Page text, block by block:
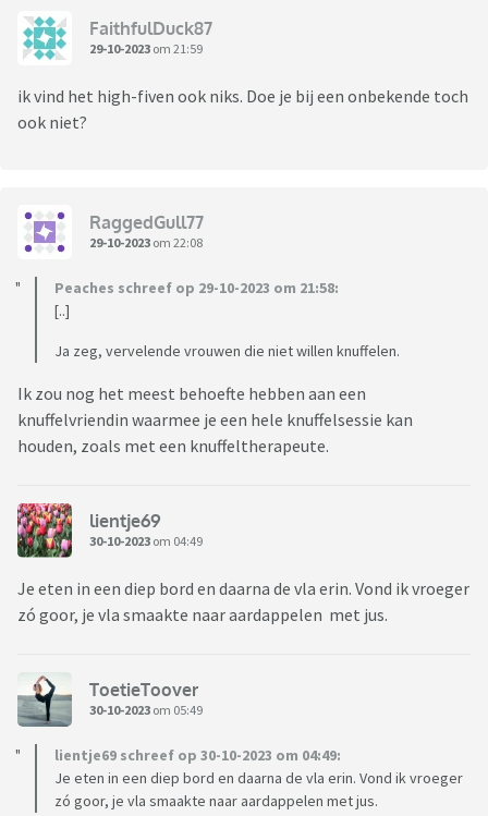
FaithfulDuck87
29-10-2023 om 21:59
ik vind het high-fiven ook niks. Doe je bij een onbekende toch
ook niet?
RaggedGull77
29-10-2023 om 22:08
Peaches schreef op 29-10-2023 om 21:58:
[..]
Ja zeg, vervelende vrouwen die niet willen knuffelen.
Ik zou nog het meest behoefte hebben aan een
knuffelvriendin waarmee je een hele knuffelsessie kan
houden, zoals met een knuffeltherapeute.
lientje69
30-10-2023 om 04:49
Je eten in een diep bord en daarna de vla erin. Vond ik vroeger
zó goor, je vla smaakte naar aardappelen met jus.
ToetieToover
30-10-2023 om 05:49
lientje69 schreef op 30-10-2023 om 04:49:
Je eten in een diep bord en daarna de vla erin. Vond ik vroeger
zó goor, je vla smaakte naar aardappelen met jus.